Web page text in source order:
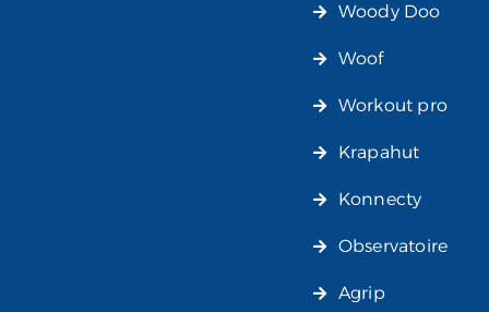
Woody Doo
Woof
Workout pro
Krapahut
Konnecty
Observatoire
Agrip